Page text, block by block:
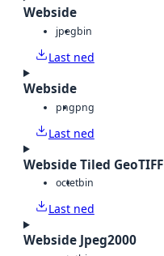
Webside
jpegbin
Last ned
Webside
pngpng
Last ned
Webside Tiled GeoTIFF
octetbin
Last ned
Webside Jpeg2000